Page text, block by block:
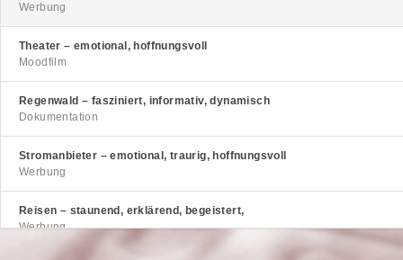
Werbung
Theater – emotional, hoffnungsvoll
Moodfilm
Regenwald – fasziniert, informativ, dynamisch
Dokumentation
Stromanbieter – emotional, traurig, hoffnungsvoll
Werbung
Reisen – staunend, erklärend, begeistert,
Werbung